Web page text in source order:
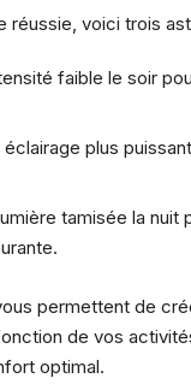
réussie, voici trois
faible le soir
plus
tamisée la nuit
permettent de
de vos
optimal.